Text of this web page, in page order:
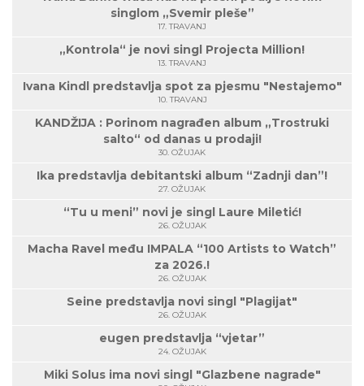
singlom „Svemir pleše”
17. TRAVANJ
„Kontrola“ je novi singl Projecta Million!
13. TRAVANJ
Ivana Kindl predstavlja spot za pjesmu "Nestajemo"
10. TRAVANJ
KANDŽIJA : Porinom nagrađen album „Trostruki
salto“ od danas u prodaji!
30. OŽUJAK
Ika predstavlja debitantski album “Zadnji dan”!
27. OŽUJAK
“Tu u meni” novi je singl Laure Miletić!
26. OŽUJAK
Macha Ravel među IMPALA “100 Artists to Watch”
za 2026.!
26. OŽUJAK
Seine predstavlja novi singl "Plagijat"
26. OŽUJAK
eugen predstavlja “vjetar”
24. OŽUJAK
Miki Solus ima novi singl "Glazbene nagrade"